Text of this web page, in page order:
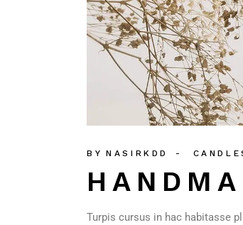
BY NASIRKDD
Turpis cursus in hac habitasse